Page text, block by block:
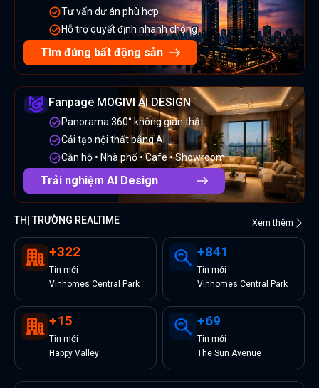
Tư vấn dự án phù hợp
Hỗ trợ quyết định nhanh chóng
Tìm đúng bất động sản
Fanpage MOGIVI AI DESIGN
Panorama 360° không gian thật
Cải tạo nội thất bằng AI
Căn hộ • Nhà phố • Cafe • Showroom
Trải nghiệm AI Design
THỊ TRƯỜNG REALTIME Xem thêm
+322
Tin mới
Vinhomes Central Park
+841
Tin mới
Vinhomes Central Park
+15
Tin mới
Happy Valley
+69
Tin mới
The Sun Avenue